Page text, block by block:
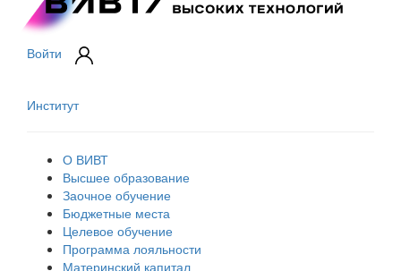
Войти
Институт
О ВИВТ
Высшее образование
Заочное обучение
Бюджетные места
Целевое обучение
Программа лояльности
Материнский капитал